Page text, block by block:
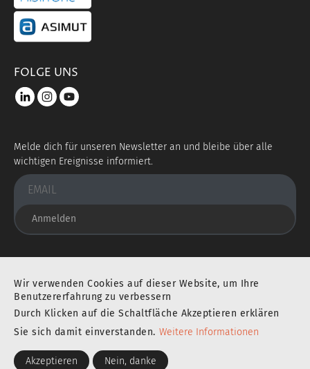
portal link asimut
FOLGE UNS
LinkedIninstagram
youtube
Melde dich für unseren Newsletter an und bleibe über alle
wichtigen Ereignisse informiert.
Anmelden
Sie befinden sich an einem ausgezeichneten Ort
IMPRESSUM DATENSCHUTZERKLÄRUNG
Wir verwenden Cookies auf dieser Website, um Ihre
Benutzererfahrung zu verbessern
Durch Klicken auf die Schaltfläche Akzeptieren erklären
Sie sich damit einverstanden. Weitere Informationen
Akzeptieren Nein, danke